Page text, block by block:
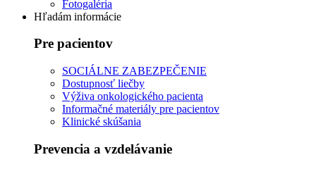
Fotogaléria
Hľadám informácie
Pre pacientov
SOCIÁLNE ZABEZPEČENIE
Dostupnosť liečby
Výživa onkologického pacienta
Informačné materiály pre pacientov
Klinické skúšania
Prevencia a vzdelávanie